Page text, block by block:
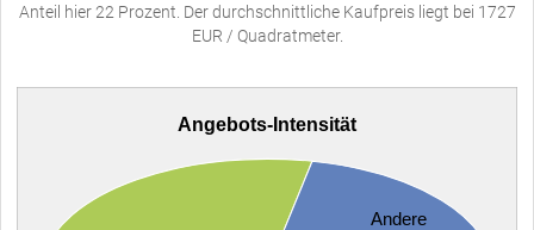
Anteil hier 22 Prozent. Der durchschnittliche Kaufpreis liegt bei 1727
EUR / Quadratmeter.
Angebots-Intensität
Andere